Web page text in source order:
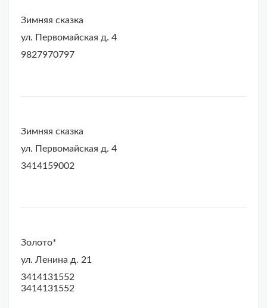
Зимняя сказка
ул. Первомайская д. 4
9827970797
Зимняя сказка
ул. Первомайская д. 4
3414159002
Золото*
ул. Ленина д. 21
3414131552
3414131552